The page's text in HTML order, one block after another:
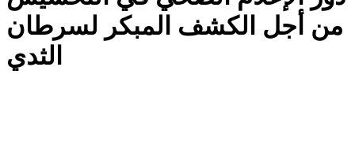
من أجل الكشف المبكر لسرطان
الثدي